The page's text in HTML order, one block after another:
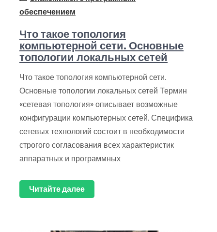
обеспечением
Что такое топология
компьютерной сети. Основные
топологии локальных сетей
Что такое топология компьютерной сети.
Основные топологии локальных сетей Термин
«сетевая топология» описывает возможные
конфигурации компьютерных сетей. Специфика
сетевых технологий состоит в необходимости
строгого согласования всех характеристик
аппаратных и программных
Читайте далее